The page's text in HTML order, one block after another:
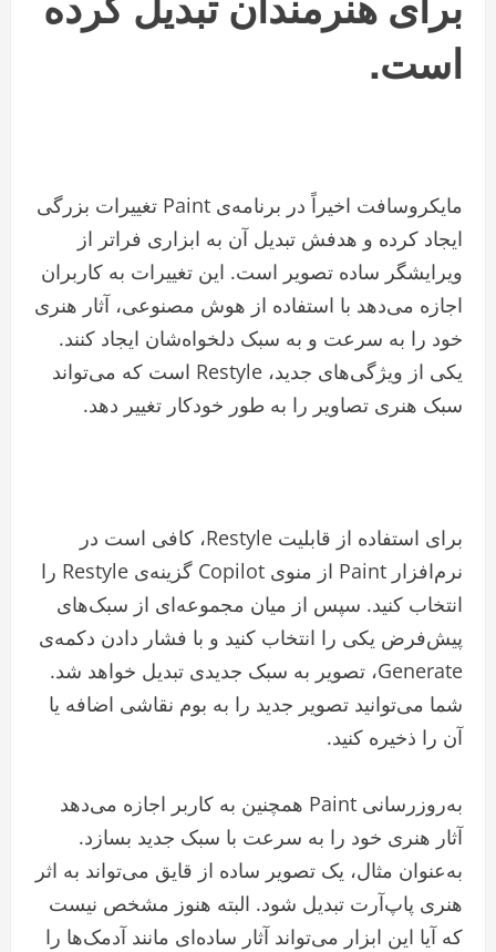
است.
مایکروسافت اخیراً در برنامه‌ی Paint تغییرات بزرگی
ایجاد کرده و هدفش تبدیل آن به ابزاری فراتر از
ویرایشگر ساده تصویر است. این تغییرات به کاربران
اجازه می‌دهد با استفاده از هوش مصنوعی، آثار هنری
خود را به سرعت و به سبک دلخواه‌شان ایجاد کنند.
یکی از ویژگی‌های جدید، Restyle است که می‌تواند
سبک هنری تصاویر را به طور خودکار تغییر دهد.
برای استفاده از قابلیت Restyle، کافی است در
نرم‌افزار Paint از منوی Copilot گزینه‌ی Restyle را
انتخاب کنید. سپس از میان مجموعه‌ای از سبک‌های
پیش‌فرض یکی را انتخاب کنید و با فشار دادن دکمه‌ی
Generate، تصویر به سبک جدیدی تبدیل خواهد شد.
شما می‌توانید تصویر جدید را به بوم نقاشی اضافه یا
آن را ذخیره کنید.
به‌روزرسانی Paint همچنین به کاربر اجازه می‌دهد
آثار هنری خود را به سرعت با سبک جدید بسازد.
به‌عنوان مثال، یک تصویر ساده از قایق می‌تواند به اثر
هنری پاپ‌آرت تبدیل شود. البته هنوز مشخص نیست
که آیا این ابزار می‌تواند آثار ساده‌ای مانند آدمک‌ها را